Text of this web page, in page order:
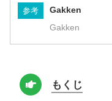
参考 Gakken
Gakken
もくじ